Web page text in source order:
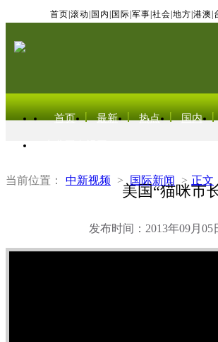
首页 滚动 国内 国际 军事 社会 地方 港澳
首页 最新 热点 国内
当前位置： 中新视频 > 国际新闻 > 正文
美国“猫咪市
发布时间：2013年09月05